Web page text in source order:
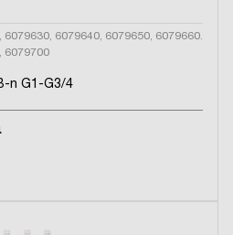
6079640, 6079650, 6079660.
6079700
n G1-G3/4